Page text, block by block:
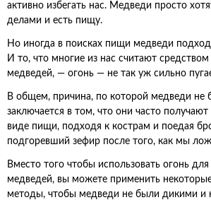
активно избегать нас. Медведи просто
делами и есть пищу.
Но иногда в поисках пищи медведи
И то, что многие из нас считают средством
медведей, — огонь — не так уж сильно
В общем, причина, по которой медведи не
заключается в том, что они часто
виде пищи, подходя к кострам и поедая
подгоревший зефир после того, как мы
Вместо того чтобы использовать огонь для
медведей, вы можете применить
методы, чтобы медведи не были дикими и